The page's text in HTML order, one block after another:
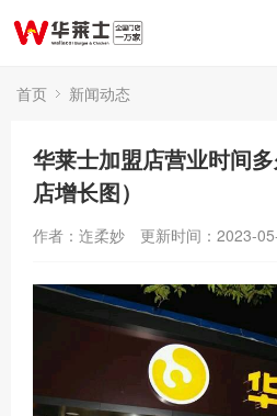
首页 新闻动态
华莱士加盟店营业时间
店增长图）
作者：迮柔妙 更新时间：2023-